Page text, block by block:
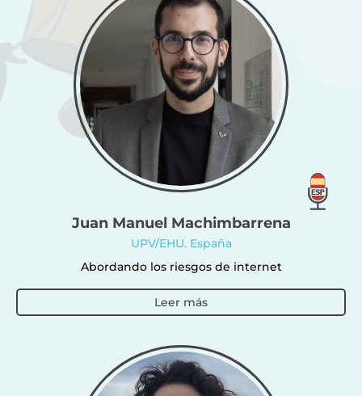
Juan Manuel Machimbarrena
UPV/EHU. España
Abordando los riesgos de internet
Leer más